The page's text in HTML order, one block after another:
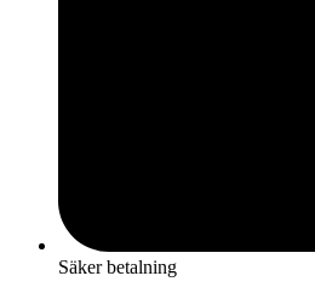
Säker betalning